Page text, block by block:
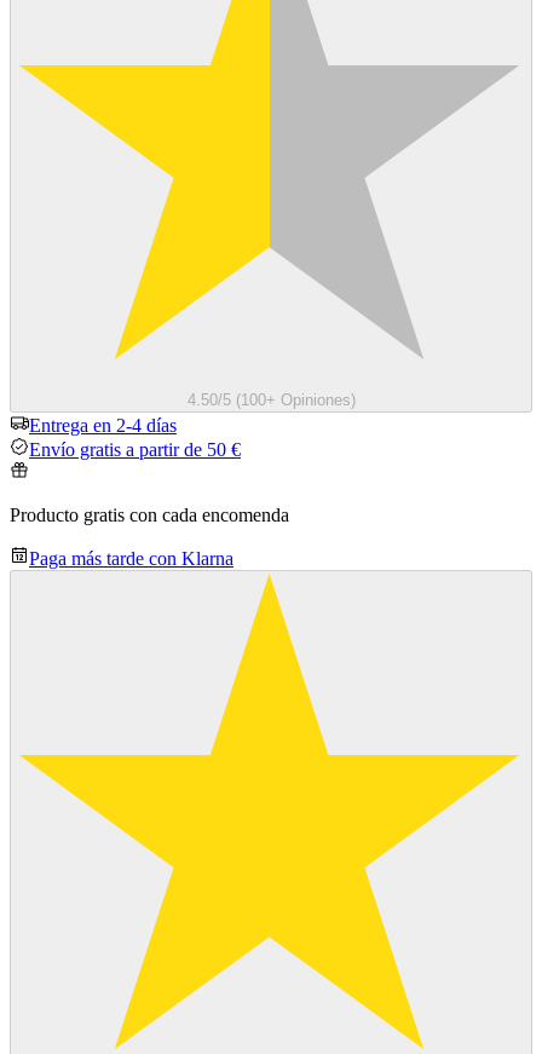
4.50/5 (100+ Opiniones)
Entrega en 2-4 días
Envío gratis a partir de 50 €
Producto gratis con cada encomenda
Paga más tarde con Klarna